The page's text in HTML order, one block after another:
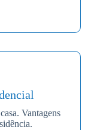
Vantagens